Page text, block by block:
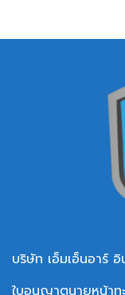
บริษัท เอ็มเอ็นอาร์
ใบอนุญาตนายหน้า